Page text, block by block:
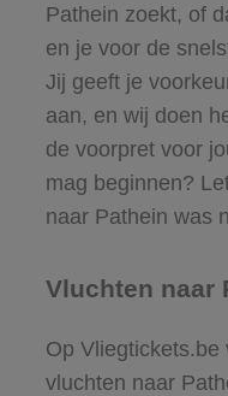
Pathein zoekt, of
en je voor de
Jij geeft je
aan, en wij doen
de voorpret voor
mag beginnen?
naar Pathein was
Vluchten naar
Op Vliegtickets.be
vluchten naar